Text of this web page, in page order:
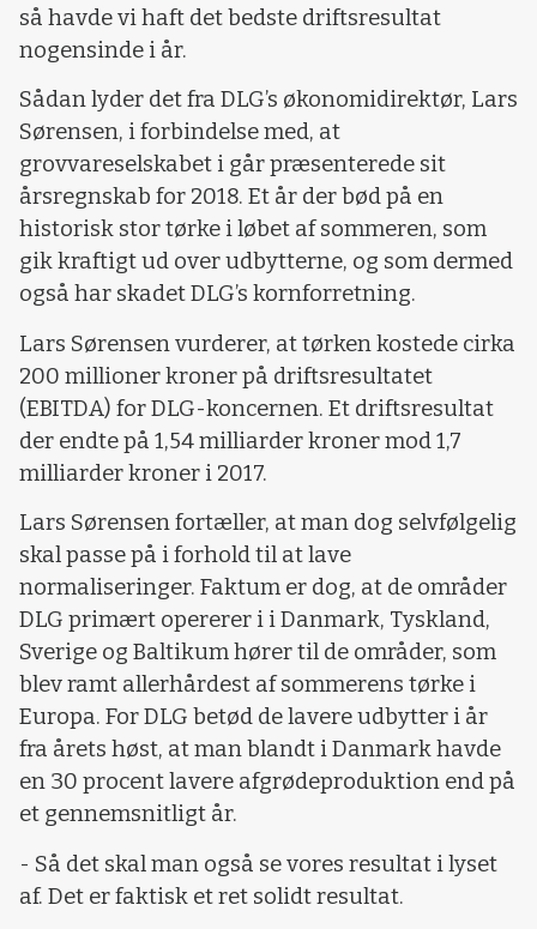
så havde vi haft det bedste driftsresultat
nogensinde i år.
Sådan lyder det fra DLG’s økonomidirektør, Lars
Sørensen, i forbindelse med, at
grovvareselskabet i går præsenterede sit
årsregnskab for 2018. Et år der bød på en
historisk stor tørke i løbet af sommeren, som
gik kraftigt ud over udbytterne, og som dermed
også har skadet DLG’s kornforretning.
Lars Sørensen vurderer, at tørken kostede cirka
200 millioner kroner på driftsresultatet
(EBITDA) for DLG-koncernen. Et driftsresultat
der endte på 1,54 milliarder kroner mod 1,7
milliarder kroner i 2017.
Lars Sørensen fortæller, at man dog selvfølgelig
skal passe på i forhold til at lave
normaliseringer. Faktum er dog, at de områder
DLG primært opererer i i Danmark, Tyskland,
Sverige og Baltikum hører til de områder, som
blev ramt allerhårdest af sommerens tørke i
Europa. For DLG betød de lavere udbytter i år
fra årets høst, at man blandt i Danmark havde
en 30 procent lavere afgrødeproduktion end på
et gennemsnitligt år.
- Så det skal man også se vores resultat i lyset
af. Det er faktisk et ret solidt resultat.